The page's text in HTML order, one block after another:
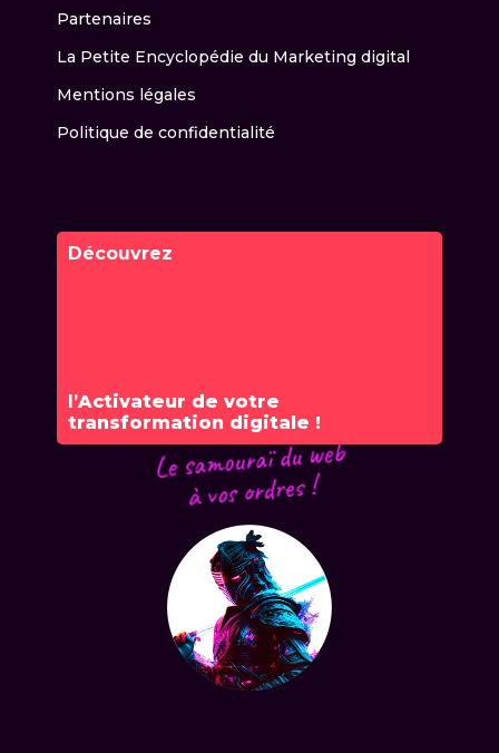
Partenaires
La Petite Encyclopédie du Marketing digital
Mentions légales
Politique de confidentialité
l’Activateur de votre
transformation digitale !
Le samouraï du web
à vos ordres !